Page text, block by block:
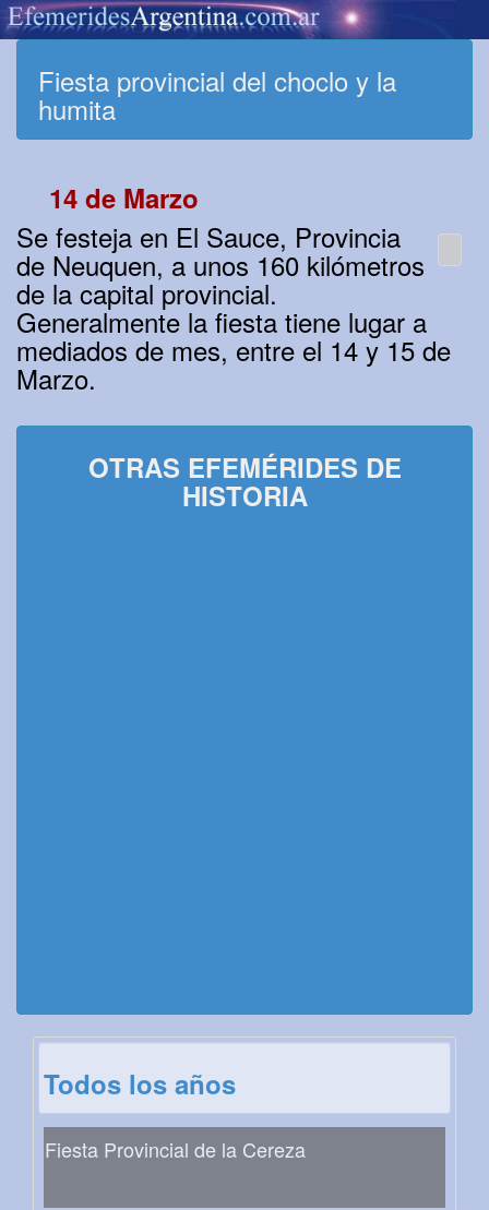
Fiesta provincial del choclo y la
humita
14 de Marzo
Se festeja en El Sauce, Provincia
de Neuquen, a unos 160 kilómetros
de la capital provincial.
Generalmente la fiesta tiene lugar a
mediados de mes, entre el 14 y 15 de
Marzo.
OTRAS EFEMÉRIDES DE
HISTORIA
Todos los años
Fiesta Provincial de la Cereza